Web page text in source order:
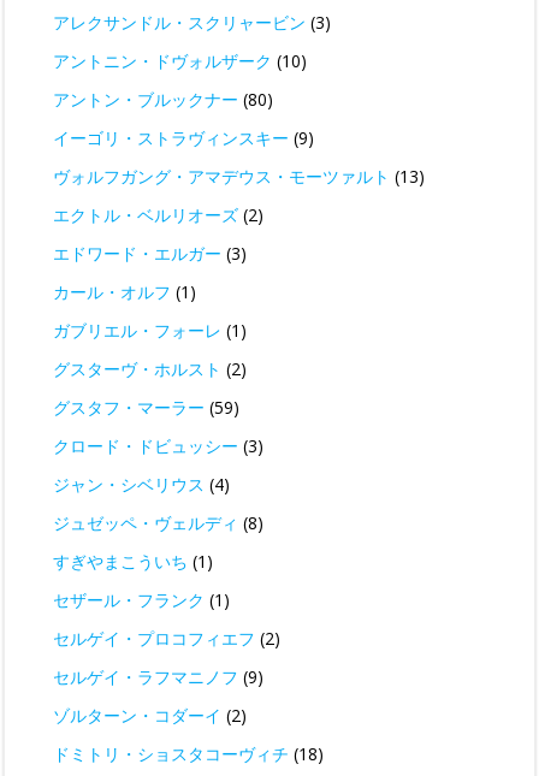
アレクサンドル・スクリャービン (3)
アントニン・ドヴォルザーク (10)
アントン・ブルックナー (80)
イーゴリ・ストラヴィンスキー (9)
ヴォルフガング・アマデウス・モーツァルト (13)
エクトル・ベルリオーズ (2)
エドワード・エルガー (3)
カール・オルフ (1)
ガブリエル・フォーレ (1)
グスターヴ・ホルスト (2)
グスタフ・マーラー (59)
クロード・ドビュッシー (3)
ジャン・シベリウス (4)
ジュゼッペ・ヴェルディ (8)
すぎやまこういち (1)
セザール・フランク (1)
セルゲイ・プロコフィエフ (2)
セルゲイ・ラフマニノフ (9)
ゾルターン・コダーイ (2)
ドミトリ・ショスタコーヴィチ (18)